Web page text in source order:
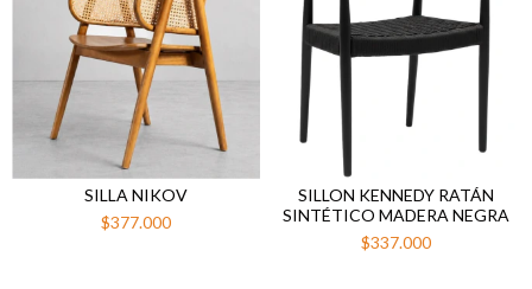
SILLA NIKOV
$377.000
SILLON KENNEDY RATÁN
SINTÉTICO MADERA NEGRA
$337.000